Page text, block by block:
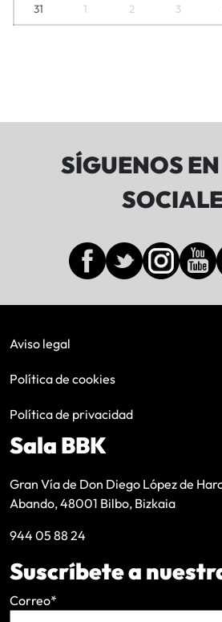
31 1 2 3
SÍGUENOS
Aviso legal
Política de cookies
Política de privacidad
Sala BBK
Gran Vía de Don Diego López de
Abando, 48001 Bilbo, Bizkaia
944 05 88 24
Suscríbete a
Correo*